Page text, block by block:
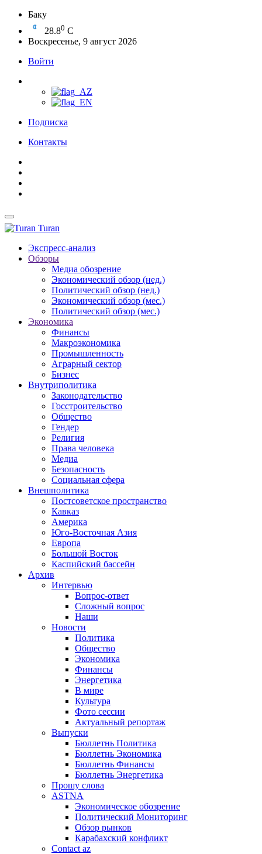
Баку
28.80 C
Воскресенье, 9 август 2026
Войти
Подписка
Контакты
Turan
Экспресс-анализ
Обзоры
Медиа обозрение
Экономический обзор (нед.)
Политический обзор (нед.)
Экономический обзор (мес.)
Политический обзор (мес.)
Экономика
Финансы
Макроэкономика
Промышленность
Аграрный сектор
Бизнес
Внутриполитика
Законодательство
Госстроительство
Общество
Гендер
Религия
Права человека
Медиа
Безопасность
Социальная сфера
Внешполитика
Постсоветское пространство
Кавказ
Америка
Юго-Восточная Азия
Европа
Большой Восток
Каспийский бассейн
Архив
Интервью
Вопрос-ответ
Сложный вопрос
Наши
Новости
Политика
Общество
Экономика
Финансы
Энергетика
В мире
Культура
Фото сессии
Актуальный репортаж
Выпуски
Бюллетнь Политика
Бюллетнь Экономика
Бюллетнь Финансы
Бюллетнь Энергетика
Прошу слова
ASTNA
Экономическое обозрение
Политический Мониторинг
Обзор рынков
Карабахский конфликт
Contact az